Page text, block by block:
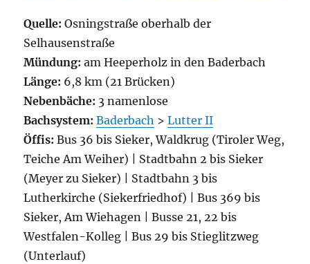
Quelle: Osningstraße oberhalb der
Selhausenstraße
Mündung: am Heeperholz in den Baderbach
Länge: 6,8 km (21 Brücken)
Nebenbäche: 3 namenlose
Bachsystem:Baderbach >Lutter II
Öffis: Bus 36 bis Sieker, Waldkrug (Tiroler Weg,
Teiche Am Weiher) | Stadtbahn 2 bis Sieker
(Meyer zu Sieker) | Stadtbahn 3 bis
Lutherkirche (Siekerfriedhof) | Bus 369 bis
Sieker, Am Wiehagen | Busse 21, 22 bis
Westfalen-Kolleg | Bus 29 bis Stieglitzweg
(Unterlauf)